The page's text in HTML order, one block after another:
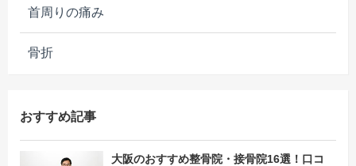
首周りの痛み
骨折
おすすめ記事
大阪のおすすめ整骨院・接骨院16選！口コ